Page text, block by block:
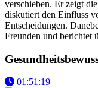
verschieben. Er zeigt
diskutiert den Einfluss
Entscheidungen.
Freunden und berichtet
01:51:19